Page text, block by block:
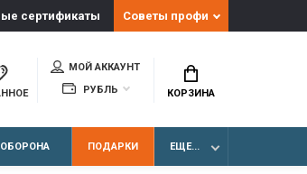
сертификаты Советы профи
МОЙ АККАУНТ
РУБЛЬ
КОРЗИНА
ПОДАРКИ ЕЩЕ...